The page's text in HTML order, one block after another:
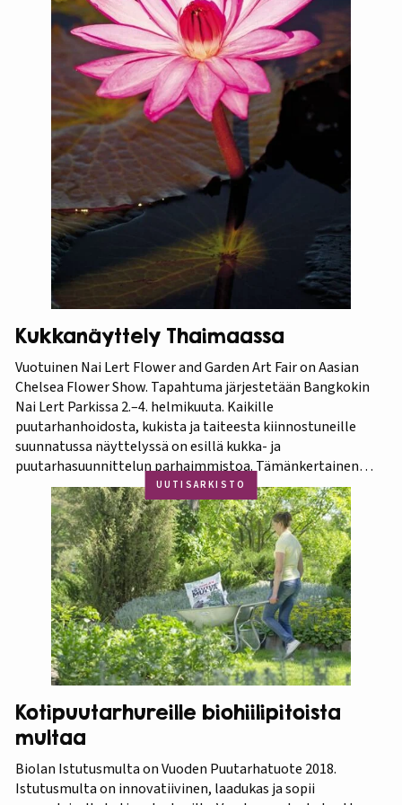
Kukkanäyttely Thaimaassa
Vuotuinen Nai Lert Flower and Garden Art Fair on Aasian
Chelsea Flower Show. Tapahtuma järjestetään Bangkokin
Nai Lert Parkissa 2.–4. helmikuuta. Kaikille
puutarhanhoidosta, kukista ja taiteesta kiinnostuneille
suunnatussa näyttelyssä on esillä kukka- ja
puutarhasuunnittelun parhaimmistoa. Tämänkertainen
tapahtuma on osa Amazing Thailand -teemavuotta, joka
pyrkii piristämään Thaimaan matkailua entisestään.
Thaimaa tunnetaan erittäin runsaasta ja monipuolisesta
kasvistostaan,…
UUTISARKISTO
Kotipuutarhureille biohiilipitoista
multaa
Biolan Istutusmulta on Vuoden Puutarhatuote 2018.
Istutusmulta on innovatiivinen, laadukas ja sopii